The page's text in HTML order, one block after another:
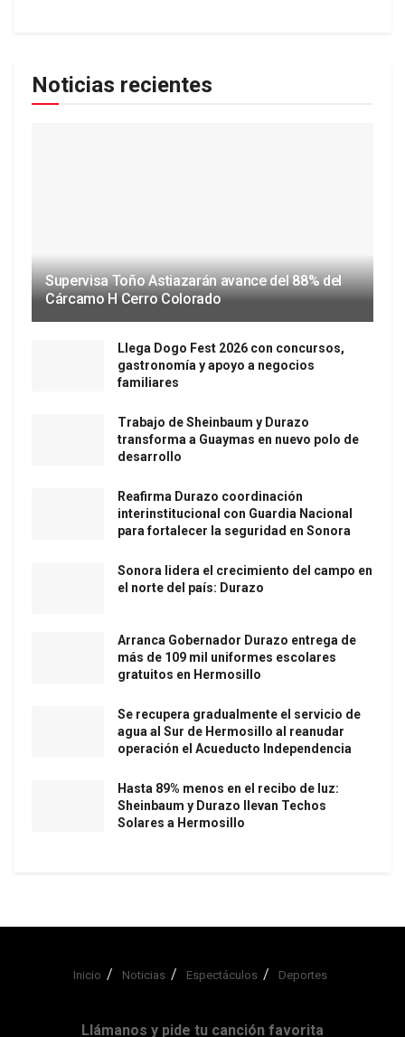
Noticias recientes
Supervisa Toño Astiazarán avance del 88% del
Cárcamo H Cerro Colorado
Llega Dogo Fest 2026 con concursos,
gastronomía y apoyo a negocios
familiares
Trabajo de Sheinbaum y Durazo
transforma a Guaymas en nuevo polo de
desarrollo
Reafirma Durazo coordinación
interinstitucional con Guardia Nacional
para fortalecer la seguridad en Sonora
Sonora lidera el crecimiento del campo en
el norte del país: Durazo
Arranca Gobernador Durazo entrega de
más de 109 mil uniformes escolares
gratuitos en Hermosillo
Se recupera gradualmente el servicio de
agua al Sur de Hermosillo al reanudar
operación el Acueducto Independencia
Hasta 89% menos en el recibo de luz:
Sheinbaum y Durazo llevan Techos
Solares a Hermosillo
Inicio Noticias Espectáculos Deportes
Llámanos y pide tu canción favorita